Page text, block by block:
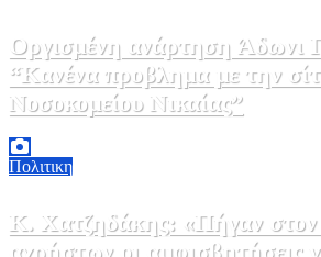
Οργισμένη ανάρτηση Άδωνι
“Κανένα προβλημα με την
Νοσοκομείου Νικαίας”
Πολιτικη
Κ. Χατζηδάκης: «Πήγαν
αχρήστων οι αμφισβητήσεις